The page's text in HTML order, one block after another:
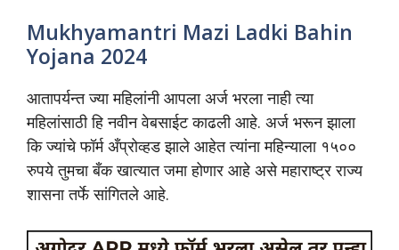
Mukhyamantri Mazi Ladki Bahin
Yojana 2024
आतापर्यन्त ज्या महिलांनी आपला अर्ज भरला नाही त्या
महिलांसाठी हि नवीन वेबसाईट काढली आहे. अर्ज भरून झाला
कि ज्यांचे फॉर्म अँप्रोव्हड झाले आहेत त्यांना महिन्याला १५००
रुपये तुमचा बँक खात्यात जमा होणार आहे असे महाराष्ट्र राज्य
शासना तर्फे सांगितले आहे.